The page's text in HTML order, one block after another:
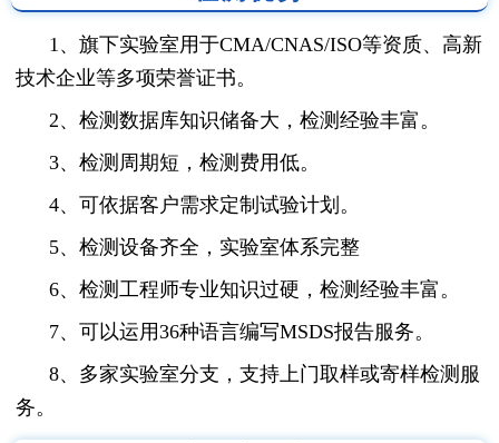
1、旗下实验室用于CMA/CNAS/ISO等资质、高新
技术企业等多项荣誉证书。
2、检测数据库知识储备大，检测经验丰富。
3、检测周期短，检测费用低。
4、可依据客户需求定制试验计划。
5、检测设备齐全，实验室体系完整
6、检测工程师专业知识过硬，检测经验丰富。
7、可以运用36种语言编写MSDS报告服务。
8、多家实验室分支，支持上门取样或寄样检测服
务。